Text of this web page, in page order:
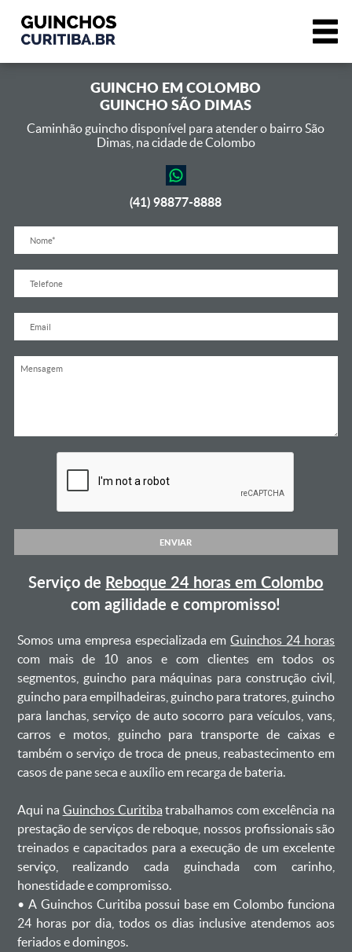
GUINCHO EMCOLOMBO
GUINCHO SÃO DIMAS
Caminhão guincho disponível para atender o bairro São
Dimas, na cidade de Colombo
(41) 98877-8888
ENVIAR
Serviço de Reboque 24 horas em Colombo
com agilidade e compromisso!
Somos uma empresa especializada emGuinchos 24 horas
com mais de 10 anos e com clientes em todos os
segmentos, guincho para máquinas para construção civil,
guincho para empilhadeiras, guincho para tratores, guincho
para lanchas, serviço de auto socorro para veículos, vans,
carros e motos, guincho para transporte de caixas e
também o serviço de troca de pneus, reabastecimento em
casos de pane seca e auxílio em recarga de bateria. ㅤㅤ
Aqui na Guinchos Curitiba trabalhamos com excelência na
prestação de serviços de reboque, nossos profissionais são
treinados e capacitados para a execução de um excelente
serviço, realizando cada guinchada com carinho,
honestidade e compromisso.
ㅤㅤ• A Guinchos Curitiba possui base em Colombo funciona
24 horas por dia, todos os dias inclusive atendemos aos
feriados e domingos.